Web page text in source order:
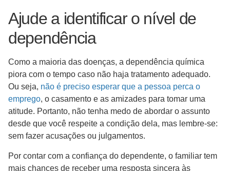
Ajude a identificar o nível de
dependência
Como a maioria das doenças, a dependência química
piora com o tempo caso não haja tratamento adequado.
Ou seja, não é preciso esperar que a pessoa perca o
emprego, o casamento e as amizades para tomar uma
atitude. Portanto, não tenha medo de abordar o assunto
desde que você respeite a condição dela, mas lembre-se:
sem fazer acusações ou julgamentos.
Por contar com a confiança do dependente, o familiar tem
mais chances de receber uma resposta sincera às